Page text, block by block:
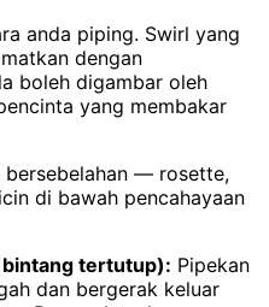
anda piping. Swirl yang
dengan
boleh digambar oleh
yang membakar
— rosette,
di bawah pencahayaan
bintang tertutup): Pipekan
dan bergerak keluar